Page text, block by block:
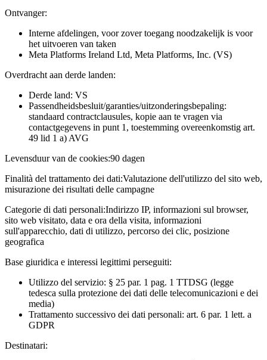
Ontvanger:
Interne afdelingen, voor zover toegang noodzakelijk is voor
het uitvoeren van taken
Meta Platforms Ireland Ltd, Meta Platforms, Inc. (VS)
Overdracht aan derde landen:
Derde land: VS
Passendheidsbesluit/garanties/uitzonderingsbepaling:
standaard contractclausules, kopie aan te vragen via
contactgegevens in punt 1, toestemming overeenkomstig art.
49 lid 1 a) AVG
Levensduur van de cookies:90 dagen
Finalità del trattamento dei dati:Valutazione dell'utilizzo del sito web,
misurazione dei risultati delle campagne
Categorie di dati personali:Indirizzo IP, informazioni sul browser,
sito web visitato, data e ora della visita, informazioni
sull'apparecchio, dati di utilizzo, percorso dei clic, posizione
geografica
Base giuridica e interessi legittimi perseguiti:
Utilizzo del servizio: § 25 par. 1 pag. 1 TTDSG (legge
tedesca sulla protezione dei dati delle telecomunicazioni e dei
media)
Trattamento successivo dei dati personali: art. 6 par. 1 lett. a
GDPR
Destinatari: